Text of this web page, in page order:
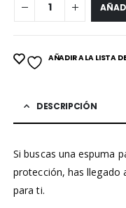
AÑADIR A LA LISTA
DESCRIPCIÓN
Si buscas una espuma
protección, has llegado
para ti.